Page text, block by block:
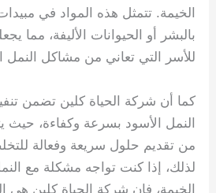
الخيمة. تتمثل هذه المواد في
بالبشر أو الحيوانات الأليفة، مما
للأسر التي تعاني من مشاكل النمل
كما أن شركة الحياة كلين تضمن
النمل الأسود بسرعة وكفاءة، حيث
من تقديم حلول سريعة وفعالة
لذلك، إذا كنت تواجه مشكلة مع
الخيمة، فإن شركة الحياة كلين هي